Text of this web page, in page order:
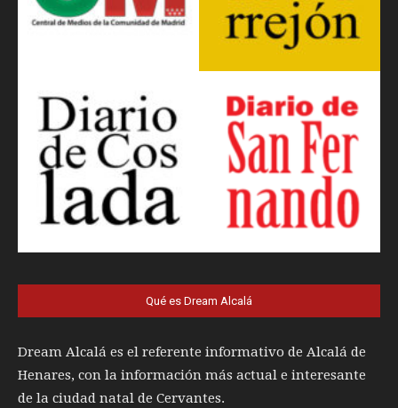
Qué es Dream Alcalá
Dream Alcalá es el referente informativo de Alcalá de
Henares, con la información más actual e interesante
de la ciudad natal de Cervantes.